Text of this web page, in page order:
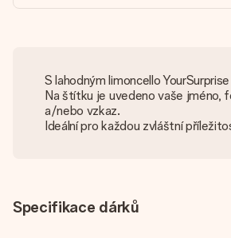
S lahodným limoncello YourSurprise
Na štítku je uvedeno vaše jméno,
a/nebo vzkaz.
Ideální pro každou zvláštní
Specifikace dárků